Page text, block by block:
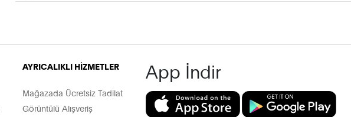
AYRICALIKLI HİZMETLER
Mağazada Ücretsiz Tadilat
Görüntülü Alışveriş
App İndir